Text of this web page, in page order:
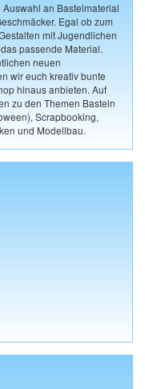
an Bastelmaterial
Egal ob zum
mit Jugendlichen
passende Material.
neuen
wir euch kreativ bunte
hinaus anbieten. Auf
zu den Themen Basteln
Scrapbooking,
und Modellbau.